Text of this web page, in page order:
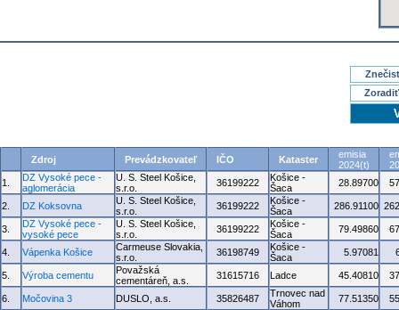
Zdroj Prevádzkovateľ IČO Kataster
emisia
2024(t)
1.
DZ Vysoké pece -
aglomerácia
U. S. Steel Košice,
s.r.o.
36199222
Košice -
Šaca
28.89700
2. DZ Koksovna
U. S. Steel Košice,
s.r.o.
36199222
Košice -
Šaca
286.91100
3.
DZ Vysoké pece -
vysoké pece
U. S. Steel Košice,
s.r.o.
36199222
Košice -
Šaca
79.49860
4. Vápenka Košice
Carmeuse Slovakia,
s.r.o.
36198749
Košice -
Šaca
5.97081
5. Výroba cementu
Považská
cementáreň, a.s.
31615716 Ladce 45.40810
6. Močovina 3 DUSLO, a.s. 35826487
Trnovec nad
Váhom
77.51350